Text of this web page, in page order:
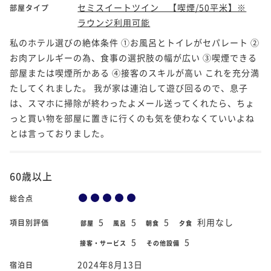
部屋タイプ
セミスイートツイン 【喫煙/50平米】※
ラウンジ利用可能
私のホテル選びの絶体条件 ①お風呂とトイレがセパレート ②
お肉アレルギーの為、食事の選択肢の幅が広い ③喫煙できる
部屋または喫煙所かある ④接客のスキルが高い これを充分満
たしてくれました。 我が家は連泊して遊び回るので、息子
は、スマホに掃除が終わったよメール送ってくれたら、ちょ
っと買い物を部屋に置きに行くのも気を使わなくていいよね
とは言っておりました。
60歳以上
総合点
項目別評価 部屋 5 風呂 5 朝食 5 夕食 利用なし
接客・サービス 5 その他設備 5
宿泊日 2024年8月13日